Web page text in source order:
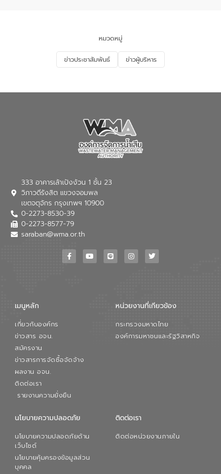
ด้านน้ำของประเทศ และเตรียมความพร้อม
รองรับการเติบโตของเมือง รวมถึงการ
ลงทุนในอุตสาหกรรมแห่งอนาคต ตลอดจน
มุ่งตอบโจทย์ความท้าทายจากวิกฤตการ
ในครั้งนี้เป็นการดึงจุดแข็งและความ
(อจน.) มาผสานกับประสบการณ์และ
เทคโนโลยีโครงข่ายน้ำครบวงจรในพื้นที่ EEC
ของอีสท์ วอเตอร์ เพื่อร่วมกันศึกษา
เทคโนโลยีการปรับปรุงคุณภาพน้ำ (Water
Reuse) และพัฒนารูปแบบการดำเนินงาน
ใช้น้ำที่พุ่งสูงขึ้นจากการขยายตัวของ
การองค์การจัดการน้ำเสีย กล่าวถึงภารกิจ
เพื่อสนับสนุนการพัฒนาเมืองอย่างยั่งยืน
ขณะที่ นายบดินทร์ อุดล กรรมการผู้อำนวย
สมดุลทางเศรษฐกิจและสิ่งแวดล้อมได้อย่าง
ภาคเอกชนในครั้งนี้ นับเป็นก้าวสำคัญของ
องค์การจัดการน้ำเสีย (อจน.) ในการร่วมวาง
หมวดหมู่
ข่าวประชาสัมพันธ์ ข่าวผู้บริหาร
333 อาคารเล้าเป้งง้วน 1 ชั้น 23
วิภาวดีรังสิต แขวงจอมพล
เขตจตุจักร กรุงเทพฯ 10900
0-2273-8530-39
0-2273-8577-79
saraban@wma.or.th
เมนูหลัก
เกี่ยวกับองค์กร
ข่าวสาร อจน.
สมัครงาน
ข่าวสารการจัดซื้อจัดจ้าง
ผลงาน อจน.
ติดต่อเรา
รายงานความยั่งยืน
หน่วยงานที่เกียวข้อง
กระทรวงมหาดไทย
องค์การมหาชนและรัฐวิสาหกิจ
นโยบายความปลอดภัย
นโยบายความปลอดภัยด้าน
เว็บไซต์
นโยบายคุ้มครองข้อมูลส่วน
บุคคล
ติดต่อเรา
ติดต่อหน่วยงานภายใน